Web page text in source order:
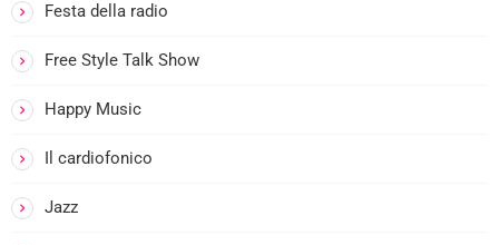
Festa della radio
Free Style Talk Show
Happy Music
Il cardiofonico
Jazz